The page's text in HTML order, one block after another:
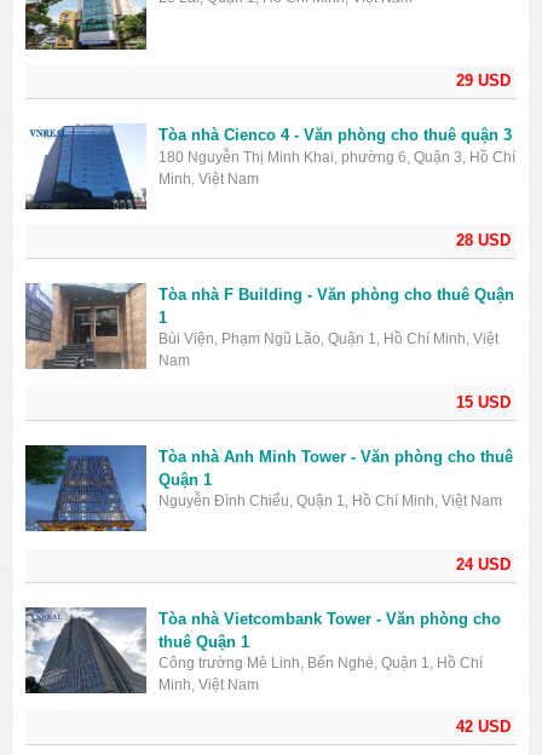
29 USD
28 USD
Tòa nhà Cienco 4 - Văn phòng cho thuê quận 3
180 Nguyễn Thị Minh Khai, phường 6, Quận 3, Hồ Chí
Minh, Việt Nam
15 USD
Tòa nhà F Building - Văn phòng cho thuê Quận
1
Bùi Viện, Phạm Ngũ Lão, Quận 1, Hồ Chí Minh, Việt
Nam
24 USD
Tòa nhà Anh Minh Tower - Văn phòng cho thuê
Quận 1
Nguyễn Đình Chiểu, Quận 1, Hồ Chí Minh, Việt Nam
42 USD
Tòa nhà Vietcombank Tower - Văn phòng cho
thuê Quận 1
Công trường Mê Linh, Bến Nghé, Quận 1, Hồ Chí
Minh, Việt Nam